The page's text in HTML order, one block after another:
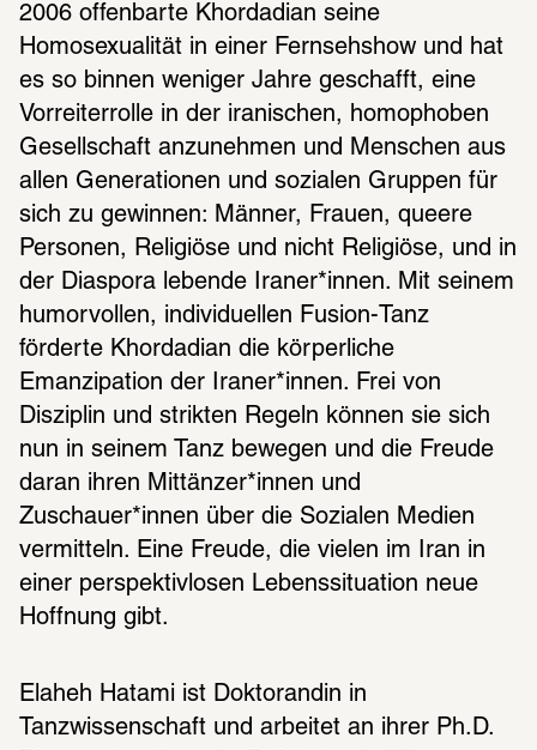
2006 offenbarte Khordadian seine
Homosexualität in einer Fernsehshow und hat
es so binnen weniger Jahre geschafft, eine
Vorreiterrolle in der iranischen, homophoben
Gesellschaft anzunehmen und Menschen aus
allen Generationen und sozialen Gruppen für
sich zu gewinnen: Männer, Frauen, queere
Personen, Religiöse und nicht Religiöse, und in
der Diaspora lebende Iraner*innen. Mit seinem
humorvollen, individuellen Fusion-Tanz
förderte Khordadian die körperliche
Emanzipation der Iraner*innen. Frei von
Disziplin und strikten Regeln können sie sich
nun in seinem Tanz bewegen und die Freude
daran ihren Mittänzer*innen und
Zuschauer*innen über die Sozialen Medien
vermitteln. Eine Freude, die vielen im Iran in
einer perspektivlosen Lebenssituation neue
Hoffnung gibt.
Elaheh Hatami ist Doktorandin in
Tanzwissenschaft und arbeitet an ihrer Ph.D.